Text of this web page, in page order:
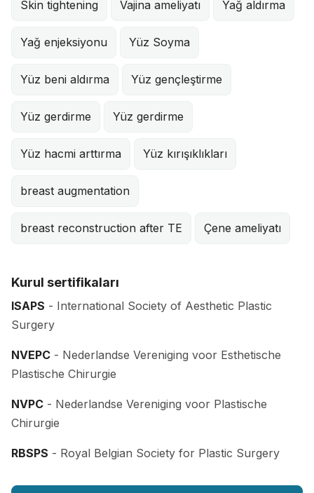
Skin tightening Vajina ameliyatı Yağ aldırma
Yağ enjeksiyonu Yüz Soyma
Yüz beni aldırma Yüz gençleştirme
Yüz gerdirme Yüz gerdirme
Yüz hacmi arttırma Yüz kırışıklıkları
breast augmentation
breast reconstruction after TE Çene ameliyatı
Kurul sertifikaları
ISAPS - International Society of Aesthetic Plastic
Surgery
NVEPC - Nederlandse Vereniging voor Esthetische
Plastische Chirurgie
NVPC - Nederlandse Vereniging voor Plastische
Chirurgie
RBSPS - Royal Belgian Society for Plastic Surgery